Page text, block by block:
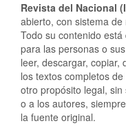
Revista del Nacional
abierto, con sistema
Todo su contenido
para las personas o
leer, descargar, copiar,
los textos completos
otro propósito legal,
o a los autores,
la fuente original.